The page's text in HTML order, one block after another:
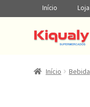
Início Loja
Início Bebida